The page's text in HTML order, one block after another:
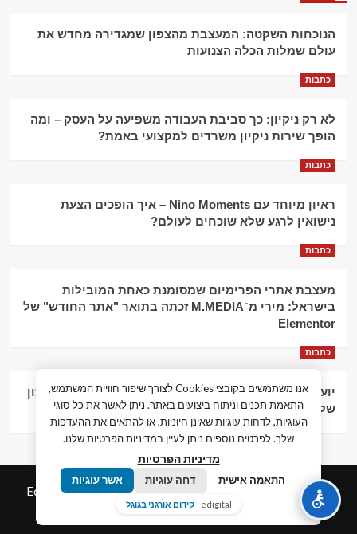
הנוכחות השקטה: המעצבת מהצפון שמגדירה מחדש את
עולם שמלות הכלה הצנועות
כתבות
לא רק ניקיון: כך סביבת העבודה משפיעה על העסק – ומה
הופך שירות ניקיון משרדים למקצועי באמת?
כתבות
ראיון מיוחד עם Nino Moments – איך הופכים הצעת
נישואין לרגע שלא שוכחים לעולם?
כתבות
מעצבת אתרי הפרימיום שמסומנת כאחת המובילות
בישראל: מירי מ־M.MEDIA זכתה בתואר "אתר החודש" של
Elementor
כתבות
יועץ עסקי וליווי פיננסי – הדרך לצמיחה כלכלית וניהול נכון
של העסק
© כל הזכויות שמורות חדשות המאה ה-21 |
Edigital.co.ilby
אלימלך דיגיטל.
אנו משתמשים בקובצי Cookies לצורך שיפור חוויית המשתמש,
התאמת תכנים וניתוח ביצועים באתר. ניתן לאשר את כל סוגי
העוגיות, לדחות עוגיות שאינן חיוניות, או להתאים את ההעדפות
שלך. לפרטים נוספים ניתן לעיין במדיניות הפרטיות שלנו.
מדיניות הפרטיות
התאמה אישית דחה עוגיות אשר עוגיות
edigital - קידום אורגני בגוגל